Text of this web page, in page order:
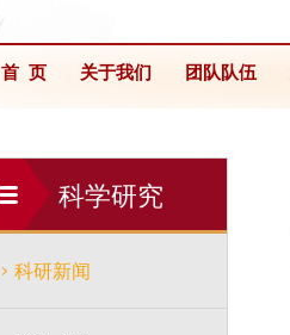
首 页 关于我们 团队队伍
科学研究
科研新闻